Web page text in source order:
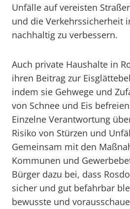
Unfälle auf vereisten
und die Verkehrssicherheit
nachhaltig zu verbessern.
Auch private Haushalte in
ihren Beitrag zur
indem sie Gehwege und
von Schnee und Eis
Einzelne Verantwortung
Risiko von Stürzen und
Gemeinsam mit den
Kommunen und
Bürger dazu bei, dass
sicher und gut befahrbar
bewusste und